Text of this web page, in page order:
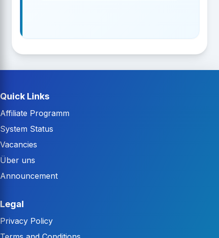
Quick Links
Affiliate Programm
System Status
Vacancies
Über uns
Announcement
Legal
Privacy Policy